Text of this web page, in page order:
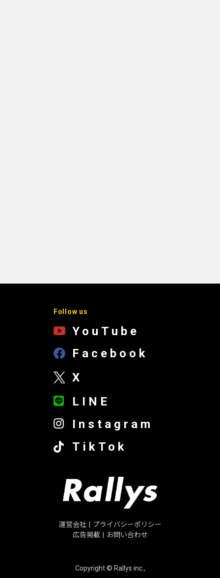
Follow us
YouTube
Facebook
X
LINE
Instagram
TikTok
運営会社
プライバシーポリシー
広告掲載
お問い合わせ
Copyright © Rallys inc.,